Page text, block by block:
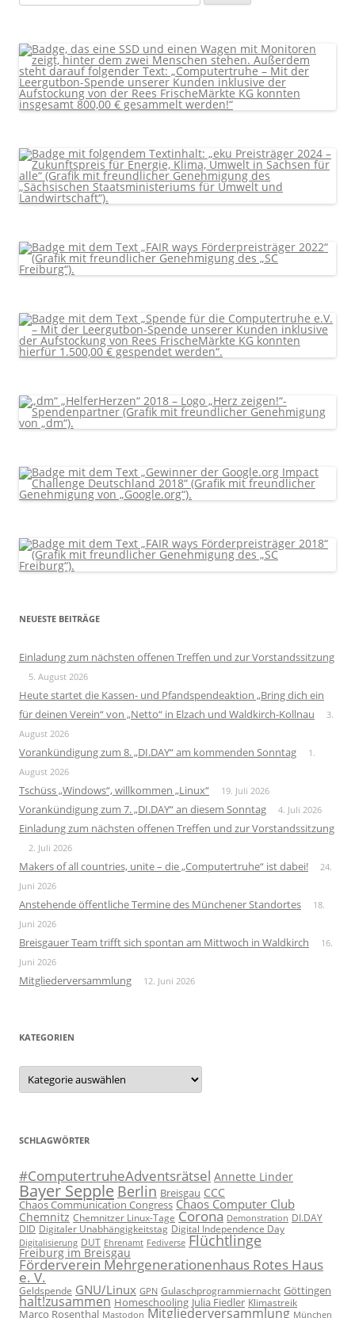
nach:
NEUESTE BEITRÄGE
Einladung zum nächsten offenen Treffen und zur Vorstandssitzung
5. August 2026
Heute startet die Kassen- und Pfandspendeaktion „Bring dich ein
für deinen Verein“ von „Netto“ in Elzach und Waldkirch-Kollnau
3.
August 2026
Vorankündigung zum 8. „DI.DAY“ am kommenden Sonntag
1.
August 2026
Tschüss „Windows“, willkommen „Linux“ 19. Juli 2026
Vorankündigung zum 7. „DI.DAY“ an diesem Sonntag 4. Juli 2026
Einladung zum nächsten offenen Treffen und zur Vorstandssitzung
2. Juli 2026
Makers of all countries, unite – die „Computertruhe“ ist dabei!
24.
Juni 2026
Anstehende öffentliche Termine des Münchener Standortes
18.
Juni 2026
Breisgauer Team trifft sich spontan am Mittwoch in Waldkirch
16.
Juni 2026
Mitgliederversammlung 12. Juni 2026
KATEGORIEN
Kategorien
SCHLAGWÖRTER
#ComputertruheAdventsrätsel Annette Linder
Bayer Sepple Berlin Breisgau CCC
Chaos Communication Congress Chaos Computer Club
Chemnitz Chemnitzer Linux-Tage Corona Demonstration DI.DAY
DID Digitaler Unabhängigkeitstag Digital Independence Day
Digitalisierung DUT Ehrenamt Fediverse Flüchtlinge
Freiburg im Breisgau
Förderverein Mehrgenerationenhaus Rotes Haus
e. V.
Geldspende GNU/Linux GPN Gulaschprogrammiernacht Göttingen
halt!zusammen Homeschooling Julia Fiedler Klimastreik
Marco Rosenthal Mastodon Mitgliederversammlung München